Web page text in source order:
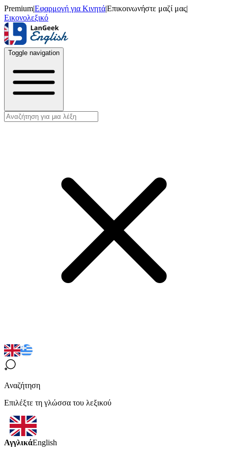
Premium|Εφαρμογή για Κινητά|Επικοινωνήστε μαζί μας|
Εικονολεξικό
Toggle navigation
Αναζήτηση
Επιλέξτε τη γλώσσα του λεξικού
ΑγγλικάEnglish